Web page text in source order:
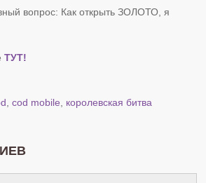
вопрос: Как открыть ЗОЛОТО, я
ТУТ!
,cod mobile королевская битва